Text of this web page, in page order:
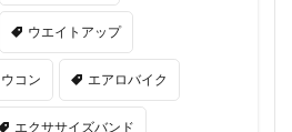
ウエイトアップ
ウコン エアロバイク
エクササイズバンド